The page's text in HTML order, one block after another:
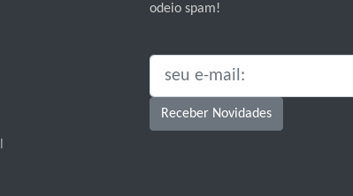
odeio spam!
SEU E-MAIL:
Receber Novidades